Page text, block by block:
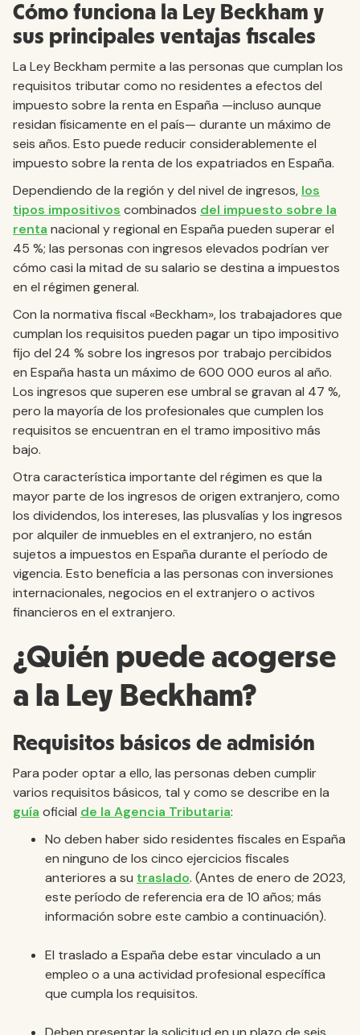
Cómo funciona la Ley Beckham y
sus principales ventajas fiscales
La Ley Beckham permite a las personas que cumplan los
requisitos tributar como no residentes a efectos del
impuesto sobre la renta en España —incluso aunque
residan físicamente en el país— durante un máximo de
seis años. Esto puede reducir considerablemente el
impuesto sobre la renta de los expatriados en España.
Dependiendo de la región y del nivel de ingresos, los
tipos impositivos combinados del impuesto sobre la
renta nacional y regional en España pueden superar el
45 %; las personas con ingresos elevados podrían ver
cómo casi la mitad de su salario se destina a impuestos
en el régimen general.
Con la normativa fiscal «Beckham», los trabajadores que
cumplan los requisitos pueden pagar un tipo impositivo
fijo del 24 % sobre los ingresos por trabajo percibidos
en España hasta un máximo de 600 000 euros al año.
Los ingresos que superen ese umbral se gravan al 47 %,
pero la mayoría de los profesionales que cumplen los
requisitos se encuentran en el tramo impositivo más
bajo.
Otra característica importante del régimen es que la
mayor parte de los ingresos de origen extranjero, como
los dividendos, los intereses, las plusvalías y los ingresos
por alquiler de inmuebles en el extranjero, no están
sujetos a impuestos en España durante el período de
vigencia. Esto beneficia a las personas con inversiones
internacionales, negocios en el extranjero o activos
financieros en el extranjero.
¿Quién puede acogerse
a la Ley Beckham?
Requisitos básicos de admisión
Para poder optar a ello, las personas deben cumplir
varios requisitos básicos, tal y como se describe en la
guía oficial de la Agencia Tributaria:
No deben haber sido residentes fiscales en España
en ninguno de los cinco ejercicios fiscales
anteriores a su traslado. (Antes de enero de 2023,
este período de referencia era de 10 años; más
información sobre este cambio a continuación).
El traslado a España debe estar vinculado a un
empleo o a una actividad profesional específica
que cumpla los requisitos.